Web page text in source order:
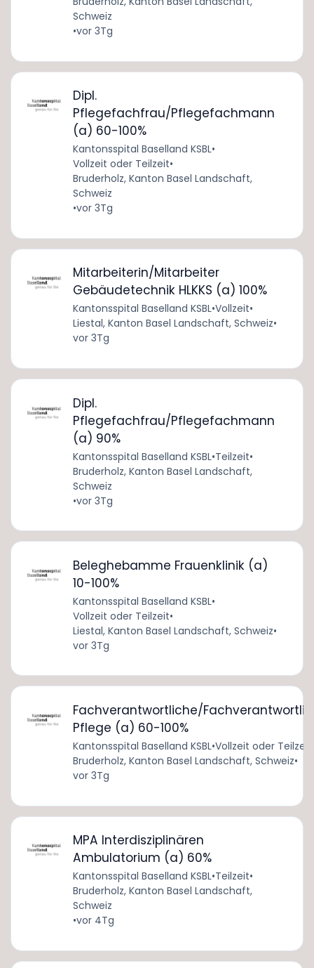
Schweiz
•vor 3Tg
Dipl.
Pflegefachfrau/Pflegefachmann
(a) 60-100%
Kantonsspital Baselland KSBL•
Vollzeit oder Teilzeit•
Bruderholz, Kanton Basel Landschaft,
Schweiz
•vor 3Tg
Mitarbeiterin/Mitarbeiter
Gebäudetechnik HLKKS (a) 100%
Kantonsspital Baselland KSBL•Vollzeit•
Liestal, Kanton Basel Landschaft, Schweiz•
vor 3Tg
Dipl.
Pflegefachfrau/Pflegefachmann
(a) 90%
Kantonsspital Baselland KSBL•Teilzeit•
Bruderholz, Kanton Basel Landschaft,
Schweiz
•vor 3Tg
Beleghebamme Frauenklinik (a)
10-100%
Kantonsspital Baselland KSBL•
Vollzeit oder Teilzeit•
Liestal, Kanton Basel Landschaft, Schweiz•
vor 3Tg
Fachverantwortliche/
Pflege (a) 60-100%
Kantonsspital Baselland KSBL•Vollzeit oder Teilzeit
Bruderholz, Kanton Basel Landschaft, Schweiz•
vor 3Tg
MPA Interdisziplinären
Ambulatorium (a) 60%
Kantonsspital Baselland KSBL•Teilzeit•
Bruderholz, Kanton Basel Landschaft,
Schweiz
•vor 4Tg